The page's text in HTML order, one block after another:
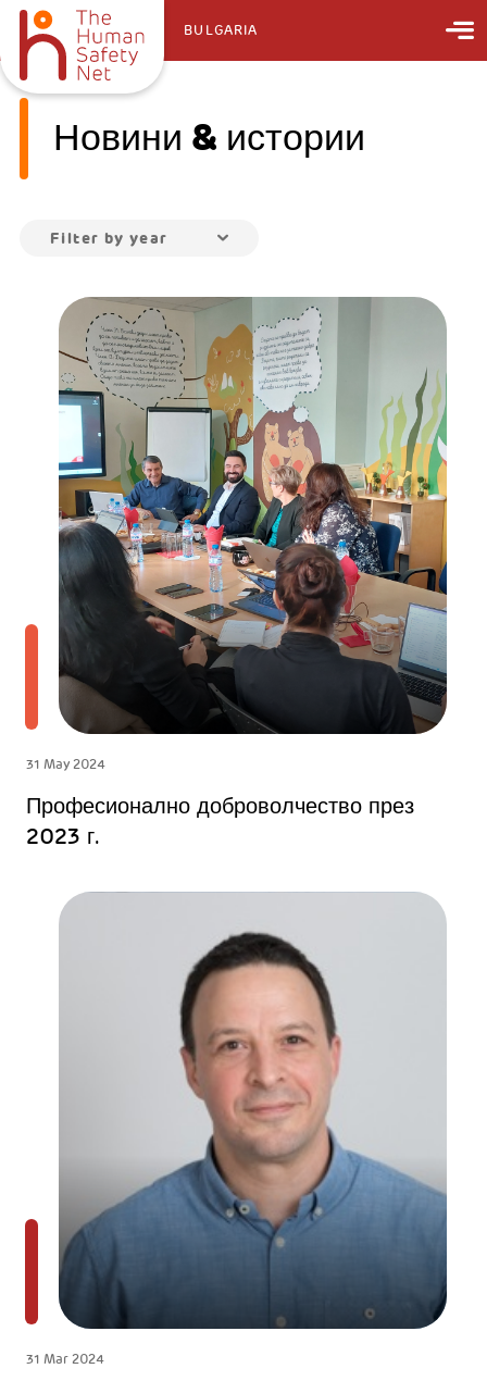
BULGARIA
Новини & истории
Filter by year
31 May 2024
Професионално доброволчество през
2023 г.
31 Mar 2024